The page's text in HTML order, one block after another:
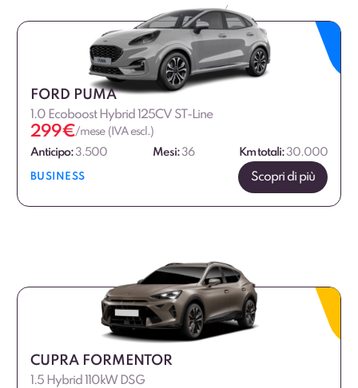
FORD PUMA
1.0 Ecoboost Hybrid 125CV ST-Line
299€/mese (IVA escl.)
Anticipo:3.500 Mesi:36 Km totali:30.000
BUSINESS Scopri di più
CUPRA FORMENTOR
1.5 Hybrid 110kW DSG